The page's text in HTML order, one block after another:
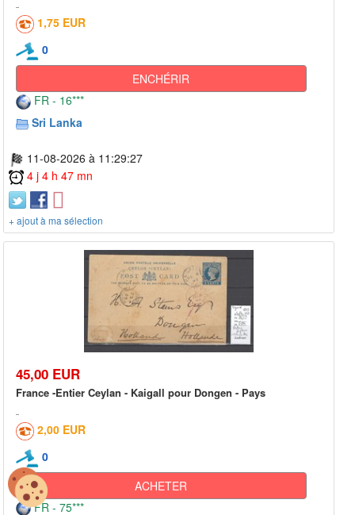
1,75 EUR
0
ENCHÉRIR
FR - 16***
Sri Lanka
11-08-2026 à 11:29:27
4 j 4 h 47 mn
+ ajout à ma sélection
45,00 EUR
France -Entier Ceylan - Kaigall pour Dongen - Pays
2,00 EUR
0
ACHETER
FR - 75***